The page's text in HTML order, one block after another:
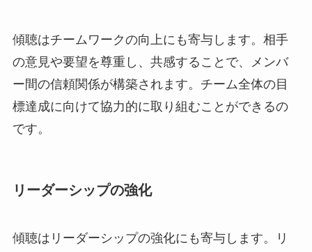
傾聴はチームワークの向上にも寄与します。相手
の意見や要望を尊重し、共感することで、メンバ
ー間の信頼関係が構築されます。チーム全体の目
標達成に向けて協力的に取り組むことができるの
です。
リーダーシップの強化
傾聴はリーダーシップの強化にも寄与します。リ